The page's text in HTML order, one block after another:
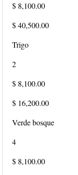
$ 8,100.00
$ 40,500.00
Trigo
2
$ 8,100.00
$ 16,200.00
Verde bosque
4
$ 8,100.00